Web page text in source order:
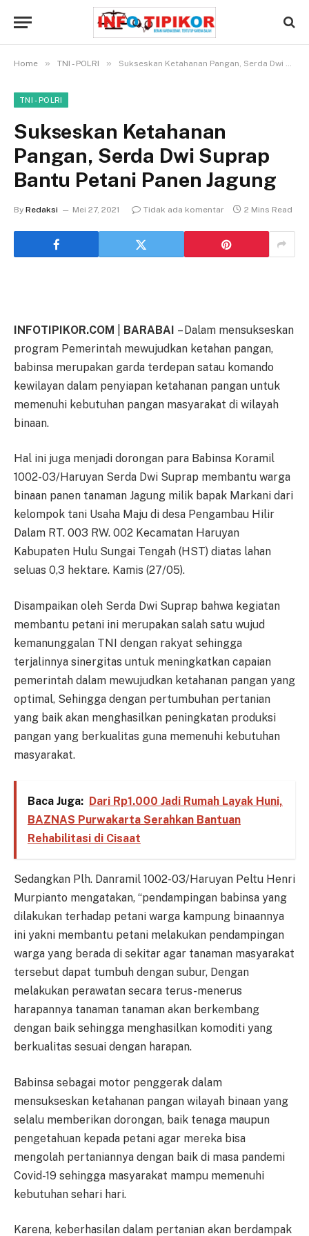
Home » TNI - POLRI » Sukseskan Ketahanan Pangan, Serda Dwi Suprap Bantu Petani Panen Jagung
TNI - POLRI
Sukseskan Ketahanan
Pangan, Serda Dwi Suprap
Bantu Petani Panen Jagung
By Redaksi Mei 27, 2021 Tidak ada komentar 2 Mins Read
INFOTIPIKOR.COM BARABAI – Dalam mensukseskan
program Pemerintah mewujudkan ketahan pangan,
babinsa merupakan garda terdepan satau komando
kewilayan dalam penyiapan ketahanan pangan untuk
memenuhi kebutuhan pangan masyarakat di wilayah
binaan.
Hal ini juga menjadi dorongan para Babinsa Koramil
1002-03/Haruyan Serda Dwi Suprap membantu warga
binaan panen tanaman Jagung milik bapak Markani dari
kelompok tani Usaha Maju di desa Pengambau Hilir
Dalam RT. 003 RW. 002 Kecamatan Haruyan
Kabupaten Hulu Sungai Tengah (HST) diatas lahan
seluas 0,3 hektare. Kamis (27/05).
Disampaikan oleh Serda Dwi Suprap bahwa kegiatan
membantu petani ini merupakan salah satu wujud
kemanunggalan TNI dengan rakyat sehingga
terjalinnya sinergitas untuk meningkatkan capaian
pemerintah dalam mewujudkan ketahanan pangan yang
optimal, Sehingga dengan pertumbuhan pertanian
yang baik akan menghasilkan peningkatan produksi
pangan yang berkualitas guna memenuhi kebutuhan
masyarakat.
Baca Juga: Dari Rp1.000 Jadi Rumah Layak Huni,
BAZNAS Purwakarta Serahkan Bantuan
Rehabilitasi di Cisaat
Sedangkan Plh. Danramil 1002-03/Haruyan Peltu Henri
Murpianto mengatakan, “pendampingan babinsa yang
dilakukan terhadap petani warga kampung binaannya
ini yakni membantu petani melakukan pendampingan
warga yang berada di sekitar agar tanaman masyarakat
tersebut dapat tumbuh dengan subur, Dengan
melakukan perawatan secara terus-menerus
harapannya tanaman tanaman akan berkembang
dengan baik sehingga menghasilkan komoditi yang
berkualitas sesuai dengan harapan.
Babinsa sebagai motor penggerak dalam
mensukseskan ketahanan pangan wilayah binaan yang
selalu memberikan dorongan, baik tenaga maupun
pengetahuan kepada petani agar mereka bisa
mengolah pertaniannya dengan baik di masa pandemi
Covid-19 sehingga masyarakat mampu memenuhi
kebutuhan sehari hari.
Karena, keberhasilan dalam pertanian akan berdampak